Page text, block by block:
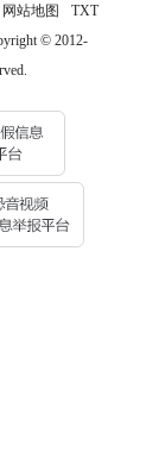
网站地图
TXT
© 2012-